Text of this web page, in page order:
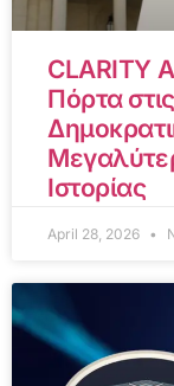
CLARITY
Πόρτα
Ιστορίας
April 28, 2026